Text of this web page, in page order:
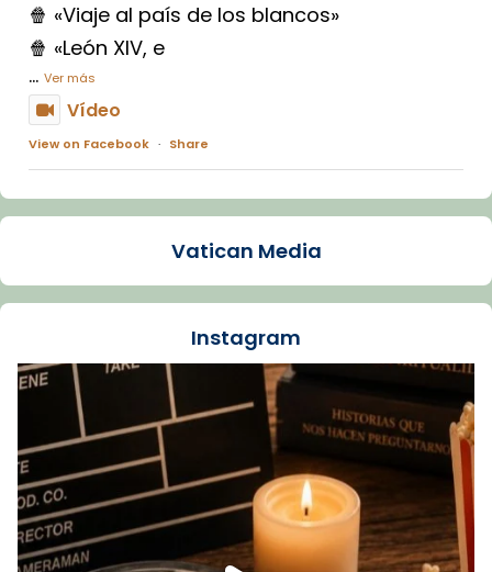
🍿 «Viaje al país de los blancos»
🍿 «León XIV, e
... Ver más
Vídeo
View on Facebook · Share
Arquebisbat de Barcelona
La Carmina va patir depressió. Fa gairebé
dos mesos, a l'Estadi Lluís Companys, la
Recupera l'entrevista comp
Vatican
tican News 👇
www.vaticannews.va/es/iglesia/news/2026-
07/carmina-historia-depresion-papa-viaje-
espana-testimoni...
Foto
Vatican Media
Instagram